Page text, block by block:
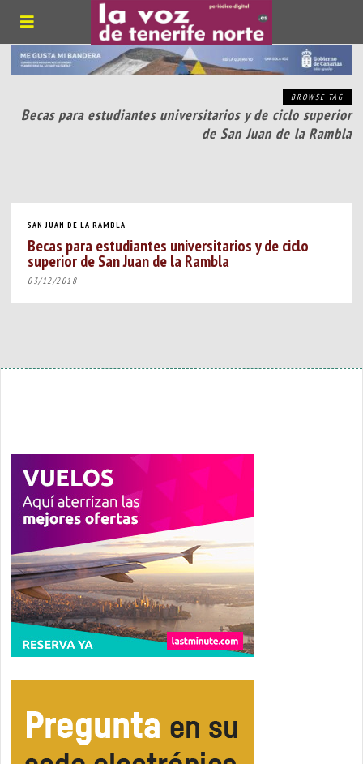
BROWSE TAG
Becas para estudiantes universitarios y de ciclo superior
de San Juan de la Rambla
SAN JUAN DE LA RAMBLA
Becas para estudiantes universitarios y de ciclo
superior de San Juan de la Rambla
03/12/2018